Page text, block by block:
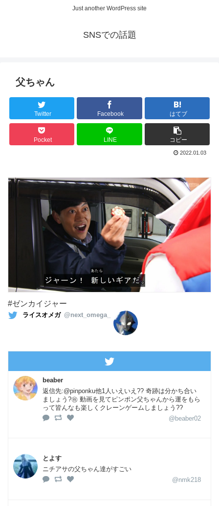
Just another WordPress site
SNSでの話題
父ちゃん
Twitter Facebook はてブ
Pocket LINE コピー
2022.01.03
#ゼンカイジャー
ライスオメガ @next_omega_
beaber
返信先:@pinponku他1人いえいえ?? 奇跡は分かち合い
ましょう?㊗️ 動画を見てピンポン父ちゃんから運をもら
って皆んなも楽しくクレーンゲームしましょう??
@beaber02
とよす
ニチアサの父ちゃん達がすごい
@nmk218